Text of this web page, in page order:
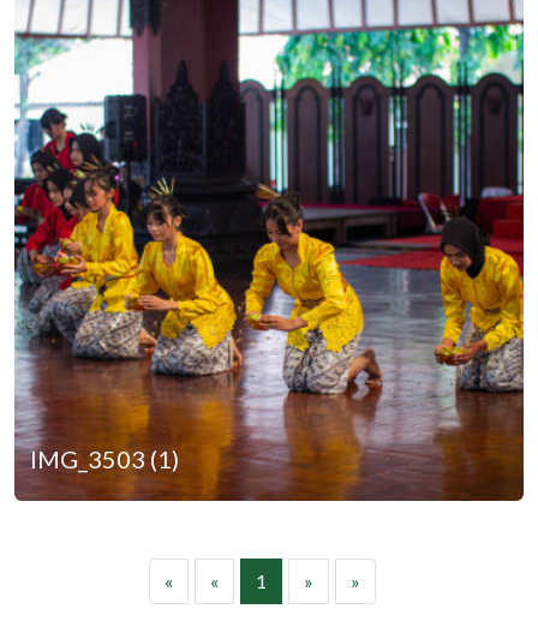
IMG_3503 (1)
« « 1 » »